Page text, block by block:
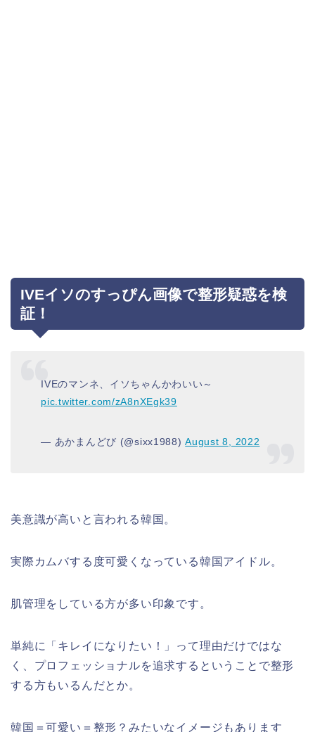
IVEイソのすっぴん画像で整形疑惑を検
証！
IVEのマンネ、イソちゃんかわいい～
pic.twitter.com/zA8nXEgk39
— あかまんどび (@sixx1988)August 8, 2022
美意識が高いと言われる韓国。
実際カムバする度可愛くなっている韓国アイドル。
肌管理をしている方が多い印象です。
単純に「キレイになりたい！」って理由だけではな
く、プロフェッショナルを追求するということで整形
する方もいるんだとか。
韓国＝可愛い＝整形？みたいなイメージもあります